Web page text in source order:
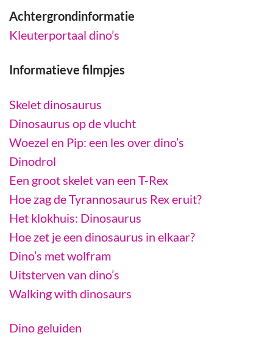
Achtergrondinformatie
Kleuterportaal dino’s
Informatieve filmpjes
Skelet dinosaurus
Dinosaurus op de vlucht
Woezel en Pip: een les over dino’s
Dinodrol
Een groot skelet van een T-Rex
Hoe zag de Tyrannosaurus Rex eruit?
Het klokhuis: Dinosaurus
Hoe zet je een dinosaurus in elkaar?
Dino’s met wolfram
Uitsterven van dino’s
Walking with dinosaurs
Dino geluiden